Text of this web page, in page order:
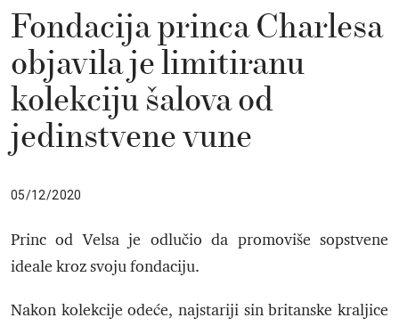
Fondacija princa Charlesa
objavila je limitiranu
kolekciju šalova od
jedinstvene vune
05/12/2020
Princ od Velsa je odlučio da promoviše sopstvene
ideale kroz svoju fondaciju.
Nakon kolekcije odeće, najstariji sin britanske kraljice